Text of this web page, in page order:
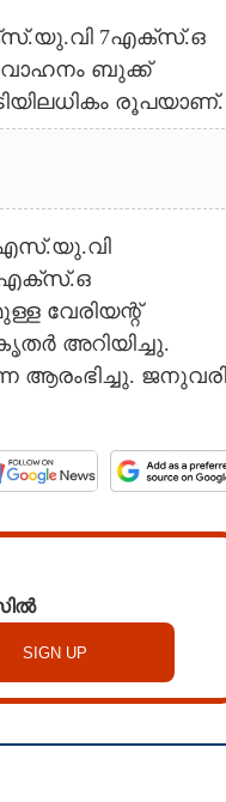
7എക്‌സ്.ഒ
വാഹനം ബുക്ക്
രൂപയാണ്.
എസ്‌.യു.വി
വേരിയന്റ്
അറിയിച്ചു.
ആരംഭിച്ചു. ജനുവരി